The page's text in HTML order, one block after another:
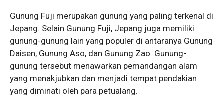
Gunung Fuji merupakan gunung yang paling terkenal di
Jepang. Selain Gunung Fuji, Jepang juga memiliki
gunung-gunung lain yang populer di antaranya Gunung
Daisen, Gunung Aso, dan Gunung Zao. Gunung-
gunung tersebut menawarkan pemandangan alam
yang menakjubkan dan menjadi tempat pendakian
yang diminati oleh para petualang.